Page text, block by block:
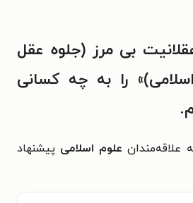
بی مرز (جلوه عقل
را به چه کسانی
علاقه‌مندانعلوم اسلامی پیشنهاد